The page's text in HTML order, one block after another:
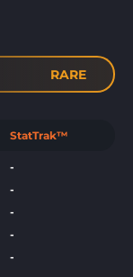
RARE
StatTrak™
-
-
-
-
-